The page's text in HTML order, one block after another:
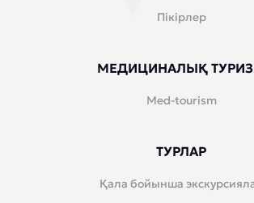
Пікірлер
МЕДИЦИНАЛЫҚ
Med-tourism
ТУРЛАР
Қала бойынша